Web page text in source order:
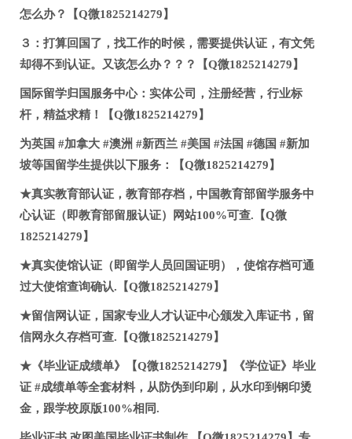
怎么办？【Q微1825214279】
３：打算回国了，找工作的时候，需要提供认证，有文凭
却得不到认证。又该怎么办？？？【Q微1825214279】
国际留学归国服务中心：实体公司，注册经营，行业标
杆，精益求精！【Q微1825214279】
为英国 #加拿大 #澳洲 #新西兰 #美国 #法国 #德国 #新加
坡等国留学生提供以下服务：【Q微1825214279】
★真实教育部认证，教育部存档，中国教育部留学服务中
心认证（即教育部留服认证）网站100%可查.【Q微
1825214279】
★真实使馆认证（即留学人员回国证明），使馆存档可通
过大使馆查询确认.【Q微1825214279】
★留信网认证，国家专业人才认证中心颁发入库证书，留
信网永久存档可查.【Q微1825214279】
★《毕业证成绩单》【Q微1825214279】《学位证》毕业
证 #成绩单等全套材料，从防伪到印刷，从水印到钢印烫
金，跟学校原版100%相同.